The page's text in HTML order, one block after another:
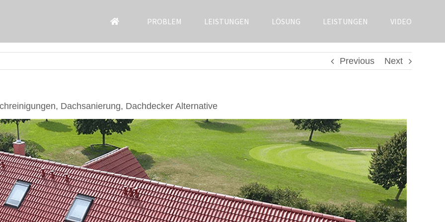
PROBLEM LEISTUNGEN LÖSUNG LEISTUNGEN VIDEO
Previous Next
Dachsanierung, Dachdecker Alternative